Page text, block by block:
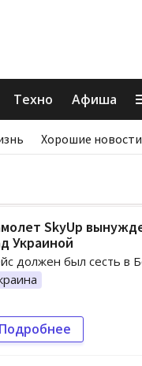
Техно Афиша
Хорошие новости
SkyUp
Украиной
должен был сесть в
Подробнее